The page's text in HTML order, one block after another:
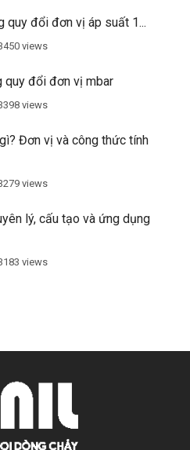
quy đổi đơn vị áp suất 1...
views
quy đổi đơn vị mbar
views
Đơn vị và công thức tính
views
lý, cấu tạo và ứng dụng
views